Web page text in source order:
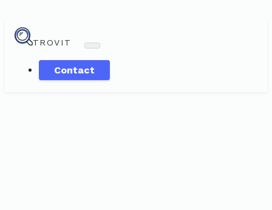
TROVIT
Contact